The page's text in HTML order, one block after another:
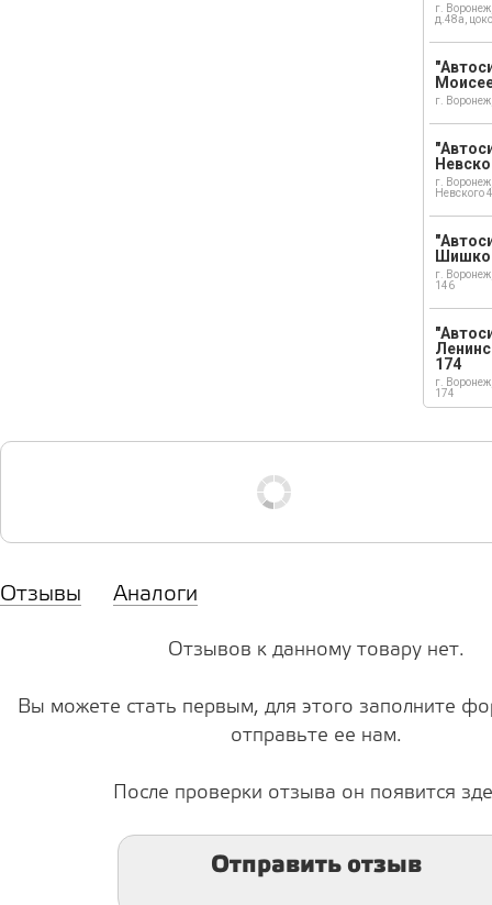
г.
д.48а,
г.
г.
Невского
г.
146
174
г.
174
Отзывы Аналоги
Отзывов к данному товару нет.
Вы можете стать первым, для этого заполните
отправьте ее нам.
После проверки отзыва он появится
Отправить отзыв